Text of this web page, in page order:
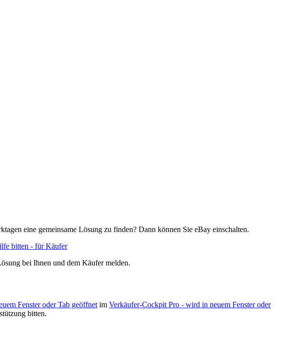
eine gemeinsame Lösung zu finden? Dann können Sie eBay einschalten.
bitten - für Käufer
bei Ihnen und dem Käufer melden.
Fenster oder Tab geöffnet im Verkäufer-Cockpit Pro - wird in neuem Fenster oder
bitten.